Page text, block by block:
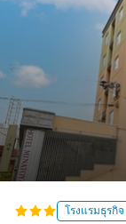
โรงแรมธุรกิจ